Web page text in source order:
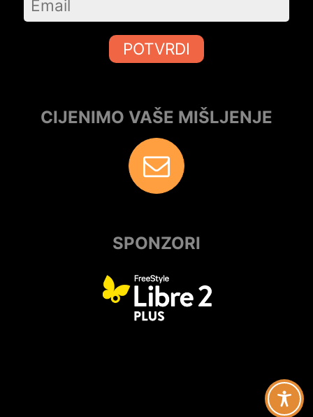
POTVRDI
CIJENIMO VAŠE MIŠLJENJE
SPONZORI